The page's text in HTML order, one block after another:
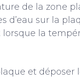
de la zone
d’eau sur la
lorsque la
et déposer